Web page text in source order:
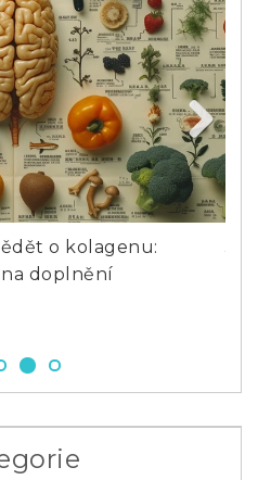
o kolagenu:
doplnění
Next